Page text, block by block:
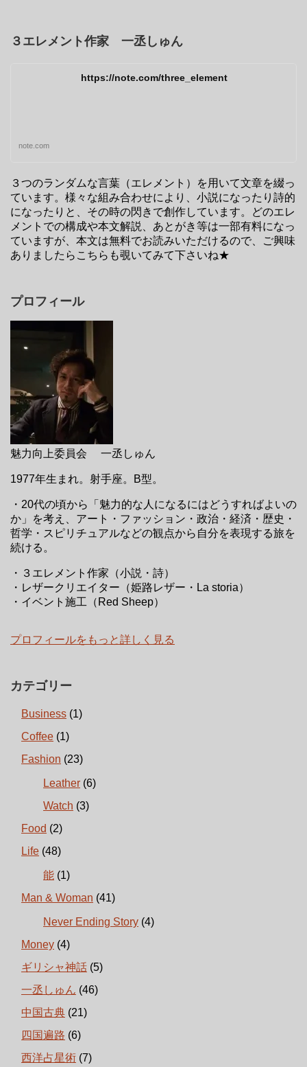
３エレメント作家 一丞しゅん
https://note.com/three_element
note.com
３つのランダムな言葉（エレメント）を用いて文章を綴っ
ています。様々な組み合わせにより、小説になったり詩的
になったりと、その時の閃きで創作しています。どのエレ
メントでの構成や本文解説、あとがき等は一部有料になっ
ていますが、本文は無料でお読みいただけるので、ご興味
ありましたらこちらも覗いてみて下さいね★
プロフィール
魅力向上委員会 一丞しゅん
1977年生まれ。射手座。B型。
・20代の頃から「魅力的な人になるにはどうすればよいの
か」を考え、アート・ファッション・政治・経済・歴史・
哲学・スピリチュアルなどの観点から自分を表現する旅を
続ける。
・３エレメント作家（小説・詩）
・レザークリエイター（姫路レザー・La storia）
・イベント施工（Red Sheep）
プロフィールをもっと詳しく見る
カテゴリー
Business (1)
Coffee (1)
Fashion (23)
Leather (6)
Watch (3)
Food (2)
Life (48)
能 (1)
Man & Woman (41)
Never Ending Story (4)
Money (4)
ギリシャ神話 (5)
一丞しゅん (46)
中国古典 (21)
四国遍路 (6)
西洋占星術 (7)